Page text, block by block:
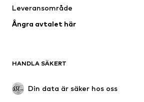
Kappor
Badkläder
Tillfällen
Upcycling
Leveransområde
Ångra avtalet här
HANDLA SÄKERT
Din data är säker hos oss